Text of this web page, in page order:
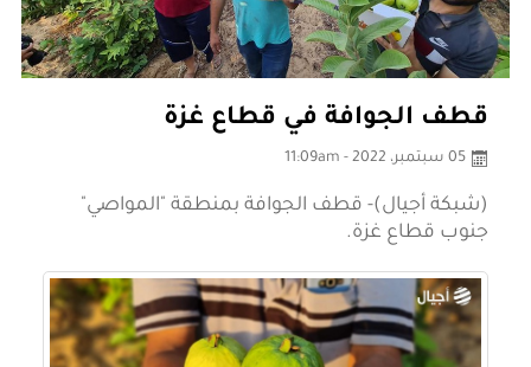
قطف الجوافة في قطاع غزة
05 سبتمبر، 2022 - 11:09am
(شبكة أجيال)- قطف الجوافة بمنطقة "المواصي"
جنوب قطاع غزة.